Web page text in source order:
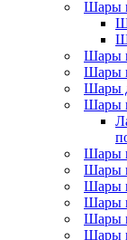
Шары
Шары
Шары
Шары
Шары
Шары
Шары
Шары
Шары
Шары
Шары